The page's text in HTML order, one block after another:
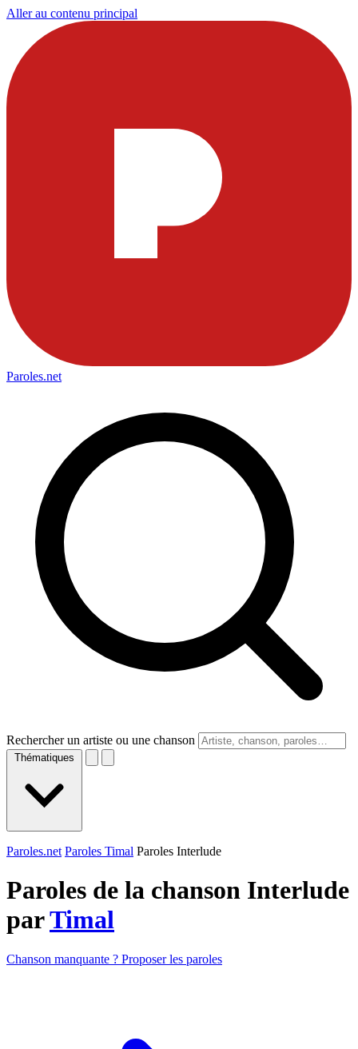
Aller au contenu principal
Paroles.net
Rechercher un artiste ou une chanson
Thématiques
Paroles.net Paroles Timal Paroles Interlude
Paroles de la chanson Interlude
parTimal
Chanson manquante ? Proposer les paroles